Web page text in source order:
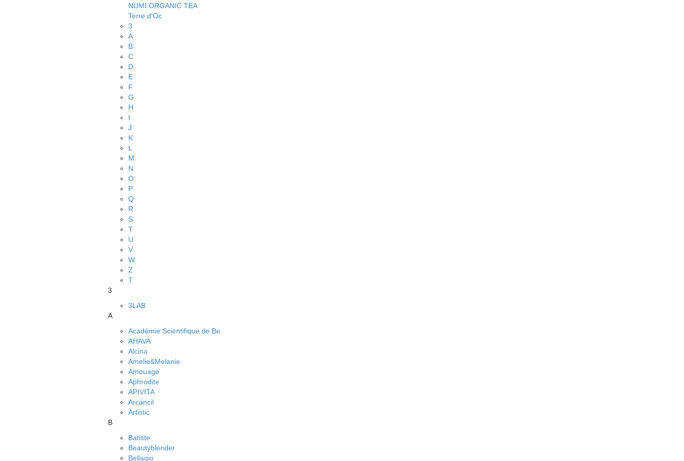
NUMI ORGANIC TEA
Terre d'Oc
3
A
B
C
D
E
F
G
H
I
J
K
L
M
N
O
P
Q
R
S
T
U
V
W
Z
Т
3
3LAB
A
Académie Scientifique de Be
AHAVA
Alcina
Amelie&Melanie
Amouage
Aphrodite
APIVITA
Arcancil
Artistic
B
Batiste
Beautyblender
Bellagio